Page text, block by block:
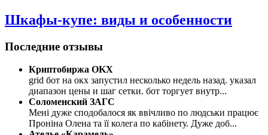
Шкафы-купе: виды и особенности
Последние отзывы
Криптобиржа OKX
grid бот на окх запустил несколько недель назад. указал
диапазон цены и шаг сетки. бот торгует внутр...
Соломенский ЗАГС
Мені дуже сподобалося як ввічливо по людськи працює
Проніна Олена та її колега по кабінету. Дуже доб...